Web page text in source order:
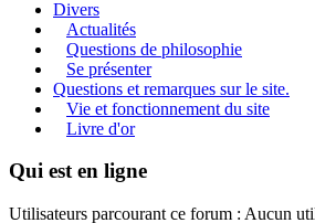
Divers
Actualités
Questions de philosophie
Se présenter
Questions et remarques sur le site.
Vie et fonctionnement du site
Livre d'or
Qui est en ligne
Utilisateurs parcourant ce forum : Aucun